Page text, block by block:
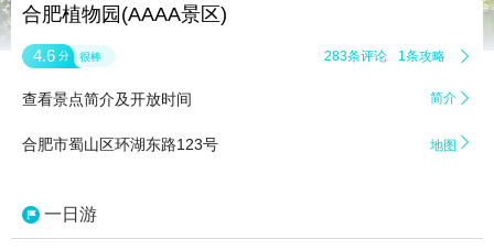
合肥植物园(AAAA景区)
4.6 分 很棒 283条评论 1条攻略 
查看景点简介及开放时间 简介 
合肥市蜀山区环湖东路123号 地图 
一日游